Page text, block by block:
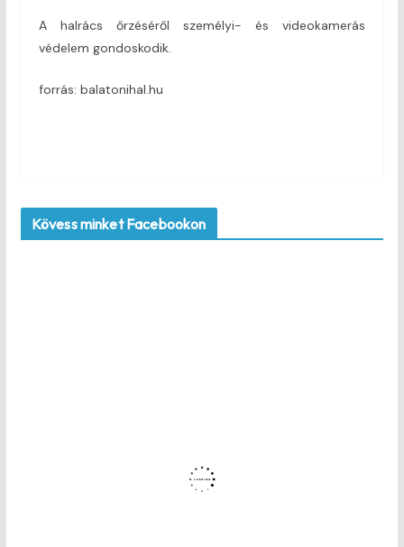
A halrács őrzéséről személyi- és videokamerás
védelem gondoskodik.
forrás: balatonihal.hu
Kövess minket Facebookon